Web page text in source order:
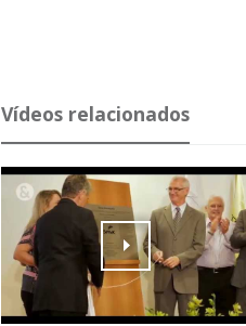
Ví­deos re­la­ci­o­nados